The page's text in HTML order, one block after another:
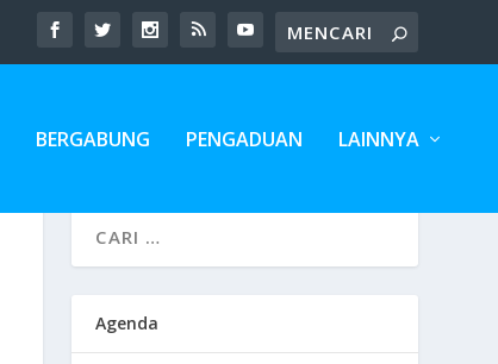
BERGABUNG PENGADUAN LAINNYA
Agenda